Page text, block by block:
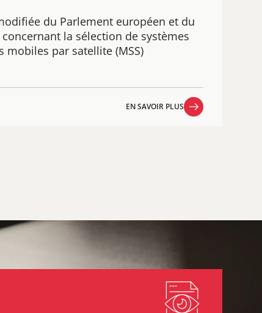
du Parlement européen et du
la sélection de systèmes
mobiles par satellite (MSS)
EN SAVOIR PLUS